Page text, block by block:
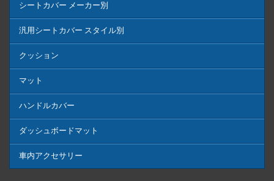
シートカバー メーカー別
汎用シートカバー スタイル別
クッション
マット
ハンドルカバー
ダッシュボードマット
車内アクセサリー